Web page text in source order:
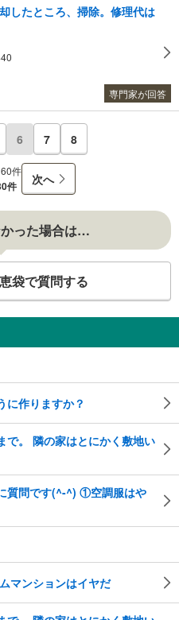
したところ、掃除。修理代は
専門家が回答
6 7 8
件
件 次へ
った場合は…
袋で質問する
に作りますか？
で。 隣の家はとにかく敷地い
質問です(^-^) ①空調服はや
マンションはイヤだ